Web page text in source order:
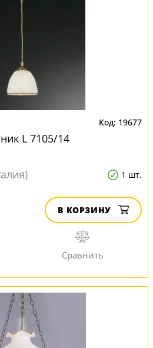
19677
L 7105/14
1 шт.
В КОРЗИНУ